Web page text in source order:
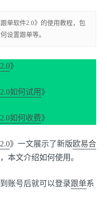
单软件2.0》的使用教程，包
设置跟单等。
》
如何试用 》
如何收费》
》一文展示了新版欧易合
本文介绍如何使用。
账号后就可以登录跟单系